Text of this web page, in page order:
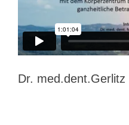
Dr. med.dent.Gerlitz